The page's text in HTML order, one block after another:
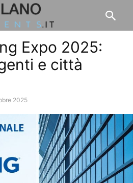
Expo 2025:
e città
2025